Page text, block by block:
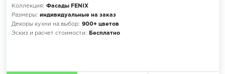
Коллекция: Фасады FENIX
Размеры: индивидуальные на заказ
Декоры кухни на выбор: 900+ цветов
Эскиз и расчет стоимости:
Бесплатно